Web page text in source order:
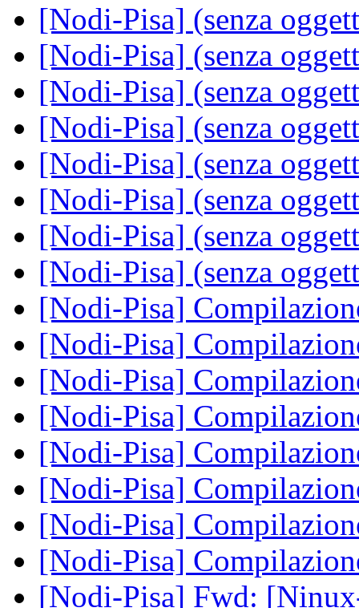
[Nodi-Pisa] (senza
[Nodi-Pisa] (senza
[Nodi-Pisa] (senza
[Nodi-Pisa] (senza
[Nodi-Pisa] (senza
[Nodi-Pisa] (senza
[Nodi-Pisa] (senza
[Nodi-Pisa] (senza
[Nodi-Pisa]
[Nodi-Pisa]
[Nodi-Pisa]
[Nodi-Pisa]
[Nodi-Pisa]
[Nodi-Pisa]
[Nodi-Pisa]
[Nodi-Pisa]
[Nodi-Pisa] Fwd: